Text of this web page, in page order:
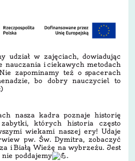
udział w zajęciach, dowiadując
nauczania i ciekawych metodach
zapominamy też o spacerach
bo dobry nauczyciel to
nasza kadra poznaje historię
których historia często
wiekami naszej ery! Udaje
pw. Św. Dymitra, zobaczyć
i Białą Wieżę na wybrzeżu. Jest
poddajemy
.